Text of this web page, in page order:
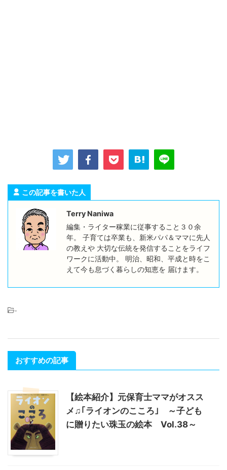
この記事を書いた人
Terry Naniwa
編集・ライター稼業に従事すること３０余
年。 子育ては卒業も、新米パパ＆ママに先人
の教えや 大切な伝統を発信することをライフ
ワークに活動中。 明治、昭和、平成と時をこ
えて今も息づく暮らしの知恵を 届けます。
-
おすすめの記事
【絵本紹介】元保育士ママがオスス
メ♫｢ライオンのこころ｣ ～子ども
に贈りたい珠玉の絵本 Vol.38～